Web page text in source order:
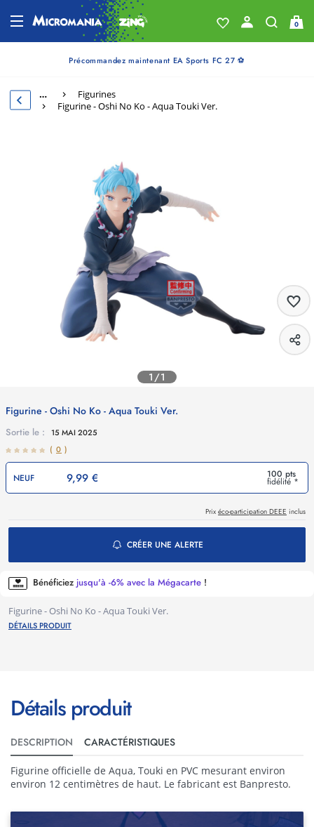
0
Précommandez maintenant EA Sports FC 27 ⚽
…
Figurines
Figurine - Oshi No Ko - Aqua Touki Ver.
1/1
Figurine - Oshi No Ko - Aqua Touki Ver.
Sortie le :
15 MAI 2025
( 0 )
NEUF 9,99 € 100 pts
fidélité *
Prix éco-participation DEEE inclus
CRÉER UNE ALERTE
Bénéficiez jusqu'à -6% avec la Mégacarte !
Figurine - Oshi No Ko - Aqua Touki Ver.
DÉTAILS PRODUIT
Détails produit
DESCRIPTION CARACTÉRISTIQUES
Figurine officielle de Aqua, Touki en PVC mesurant environ
environ 12 centimètres de haut. Le fabricant est Banpresto.